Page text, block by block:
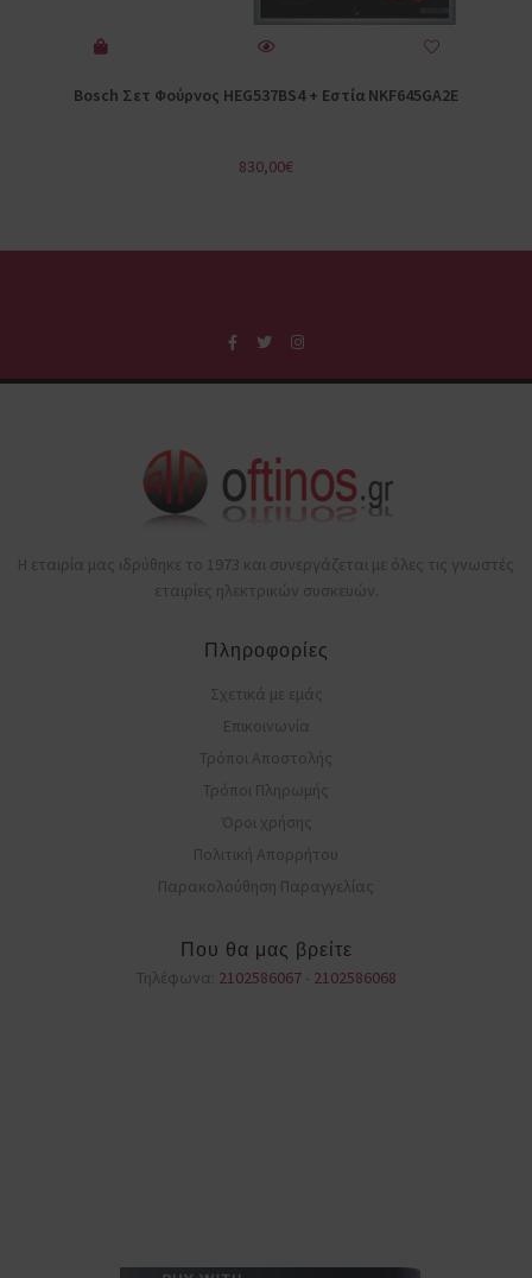
Bosch Σετ Φούρνος HEG537BS4 + Εστία NKF645GA2E
830,00€
Η εταιρία μας ιδρύθηκε το 1973 και συνεργάζεται με όλες τις γνωστές
εταιρίες ηλεκτρικών συσκευών.
Πληροφορίες
Σχετικά με εμάς
Επικοινωνία
Τρόποι Αποστολής
Τρόποι Πληρωμής
Όροι χρήσης
Πολιτική Απορρήτου
Παρακολούθηση Παραγγελίας
Που θα μας βρείτε
Τηλέφωνα: 2102586067- 2102586068